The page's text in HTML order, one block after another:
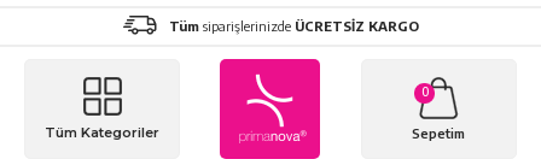
Tüm siparişlerinizde ÜCRETSİZ KARGO
Tüm Kategoriler
0
Sepetim